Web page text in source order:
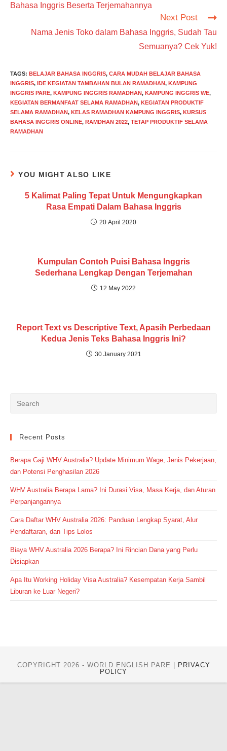
Bahasa Inggris Beserta Terjemahannya
Next Post
Nama Jenis Toko dalam Bahasa Inggris, Sudah Tau
Semuanya? Cek Yuk!
TAGS: BELAJAR BAHASA INGGRIS, CARA MUDAH BELAJAR BAHASA
INGGRIS, IDE KEGIATAN TAMBAHAN BULAN RAMADHAN, KAMPUNG
INGGRIS PARE, KAMPUNG INGGRIS RAMADHAN, KAMPUNG INGGRIS WE,
KEGIATAN BERMANFAAT SELAMA RAMADHAN, KEGIATAN PRODUKTIF
SELAMA RAMADHAN, KELAS RAMADHAN KAMPUNG INGGRIS, KURSUS
BAHASA INGGRIS ONLINE, RAMDHAN 2022, TETAP PRODUKTIF SELAMA
RAMADHAN
YOU MIGHT ALSO LIKE
5 Kalimat Paling Tepat Untuk Mengungkapkan
Rasa Empati Dalam Bahasa Inggris
20 April 2020
Kumpulan Contoh Puisi Bahasa Inggris
Sederhana Lengkap Dengan Terjemahan
12 May 2022
Report Text vs Descriptive Text, Apasih Perbedaan
Kedua Jenis Teks Bahasa Inggris Ini?
30 January 2021
Recent Posts
Berapa Gaji WHV Australia? Update Minimum Wage, Jenis Pekerjaan,
dan Potensi Penghasilan 2026
WHV Australia Berapa Lama? Ini Durasi Visa, Masa Kerja, dan Aturan
Perpanjangannya
Cara Daftar WHV Australia 2026: Panduan Lengkap Syarat, Alur
Pendaftaran, dan Tips Lolos
Biaya WHV Australia 2026 Berapa? Ini Rincian Dana yang Perlu
Disiapkan
Apa Itu Working Holiday Visa Australia? Kesempatan Kerja Sambil
Liburan ke Luar Negeri?
COPYRIGHT 2026 - WORLD ENGLISH PARE |
PRIVACY
POLICY